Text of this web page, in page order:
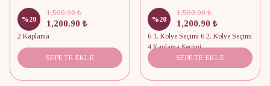
%20
1,500.90 ₺
1,200.90 ₺
2 Kaplama
SEPETE EKLE
%20
1,500.90 ₺
1,200.90 ₺
6 1. Kolye Seçimi 6 2. Kolye Seçimi
4 Kaplama Seçimi
SEPETE EKLE